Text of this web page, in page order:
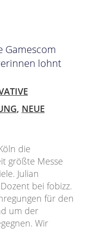
Gamescom
lohnt
, NEUE
die
größte Messe
Julian
bei fobizz.
für den
um der
Wir